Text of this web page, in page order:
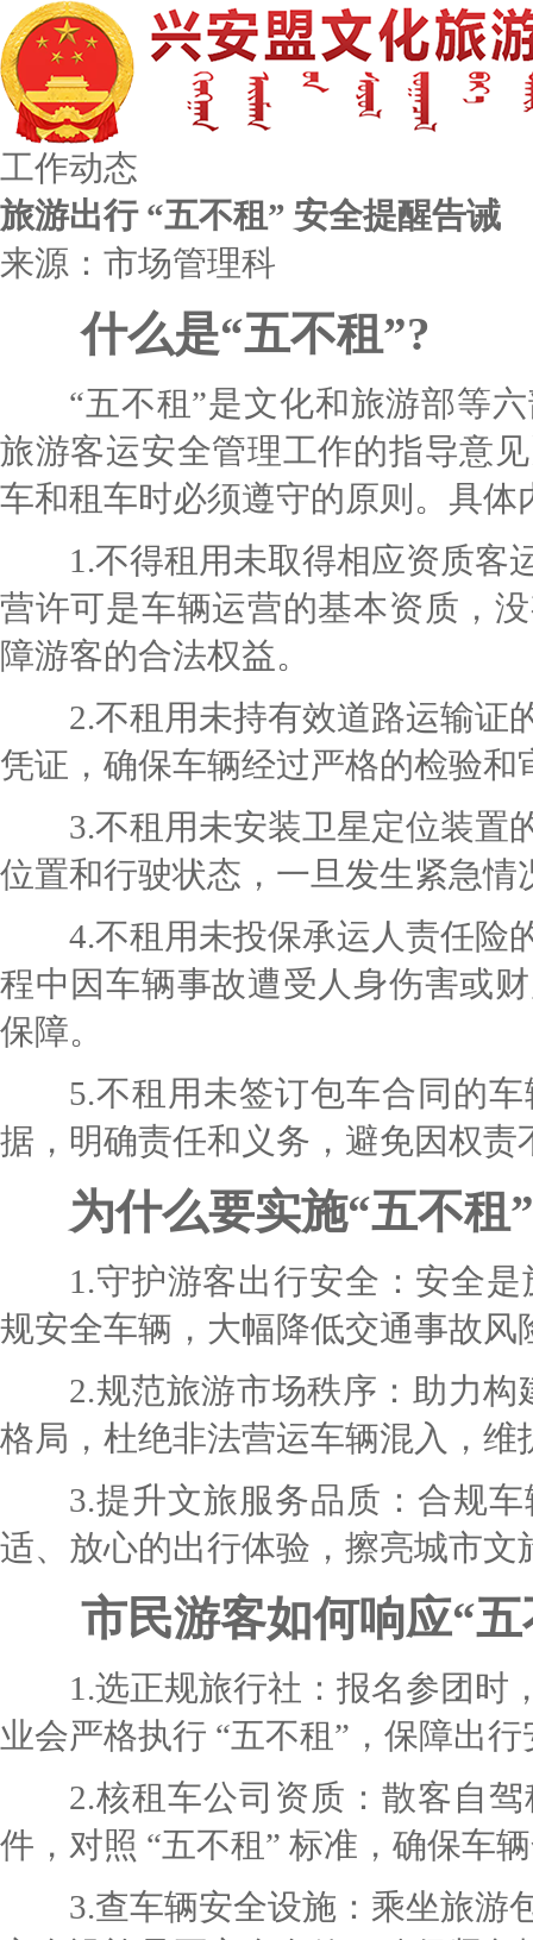
工作动态
旅游出行 “五不租” 安全提醒告诫
来源：市场管理科
什么是“五不租”?
“五不租”是文化和旅游部等六
旅游客运安全管理工作的指导意
车和租车时必须遵守的原则。具体
1.不得租用未取得相应资质客
营许可是车辆运营的基本资质，
障游客的合法权益。
2.不租用未持有效道路运输证
凭证，确保车辆经过严格的检验
3.不租用未安装卫星定位装置
位置和行驶状态，一旦发生紧急
4.不租用未投保承运人责任险
程中因车辆事故遭受人身伤害或
保障。
5.不租用未签订包车合同的车
据，明确责任和义务，避免因权责
为什么要实施“五不租
1.守护游客出行安全：安全是
规安全车辆，大幅降低交通事故
2.规范旅游市场秩序：助力构
格局，杜绝非法营运车辆混入，
3.提升文旅服务品质：合规车
适、放心的出行体验，擦亮城市文
市民游客如何响应“五
1.选正规旅行社：报名参团时
业会严格执行 “五不租”，保障出行
2.核租车公司资质：散客自驾
件，对照 “五不租” 标准，确保车
3.查车辆安全设施：乘坐旅游